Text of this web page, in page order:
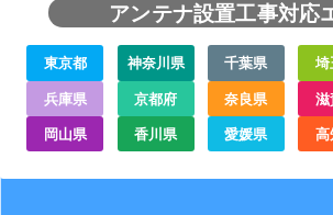
アンテナ設置工事対応
東京都 神奈川県 千葉県
兵庫県
京都府 奈良県
岡山県
香川県 愛媛県